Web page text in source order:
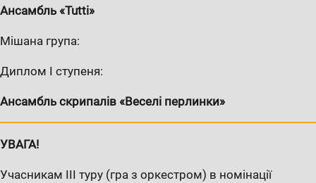
Ансамбль «Tutti»
Мішана група:
Диплом I ступеня:
Ансамбль скрипалів «Веселі перлинки»
УВАГА!
Учасникам III туру (гра з оркестром) в номінації